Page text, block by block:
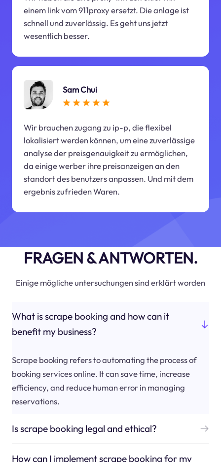
einem link vom 911proxy ersetzt. Die anlage ist
schnell und zuverlässig. Es geht uns jetzt
wesentlich besser.
Sam Chui
Wir brauchen zugang zu ip-p, die flexibel
lokalisiert werden können, um eine zuverlässige
analyse der preisgenauigkeit zu ermöglichen,
da einige werber ihre preisanzeigen an den
standort des benutzers anpassen. Und mit dem
ergebnis zufrieden Waren.
FRAGEN & ANTWORTEN.
Einige mögliche untersuchungen sind erklärt worden
What is scrape booking and how can it
benefit my business?
Scrape booking refers to automating the process of
booking services online. It can save time, increase
efficiency, and reduce human error in managing
reservations.
Is scrape booking legal and ethical?
How can I implement scrape booking for my